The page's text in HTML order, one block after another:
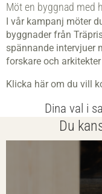
Möt en byggnad med
I vår kampanj möter
byggnader från
spännande intervjuer
forskare och
Klicka här om du vill
Dina val i
Du